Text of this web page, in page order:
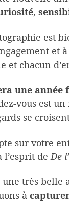
est
et
et chacun
une
vous est
se
sur votre
l’esprit de De
très belle
à